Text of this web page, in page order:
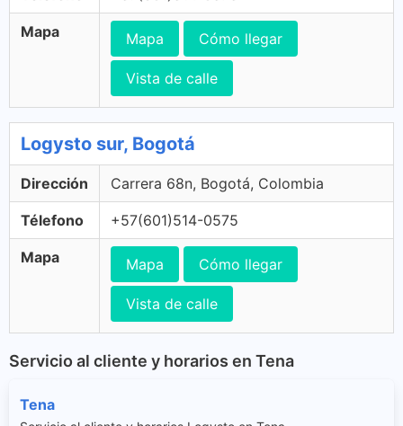
Mapa Mapa Cómo llegar
Vista de calle
Logysto sur, Bogotá
Dirección Carrera 68n, Bogotá, Colombia
Télefono +57(601)514-0575
Mapa Mapa Cómo llegar
Vista de calle
Servicio al cliente y horarios en Tena
Tena